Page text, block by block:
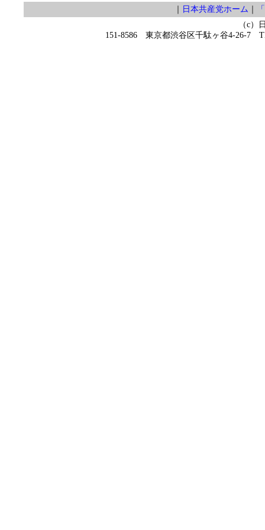
｜ 日本共産党ホーム ｜
（c）
151-8586 東京都渋谷区千駄ヶ谷4-26-7